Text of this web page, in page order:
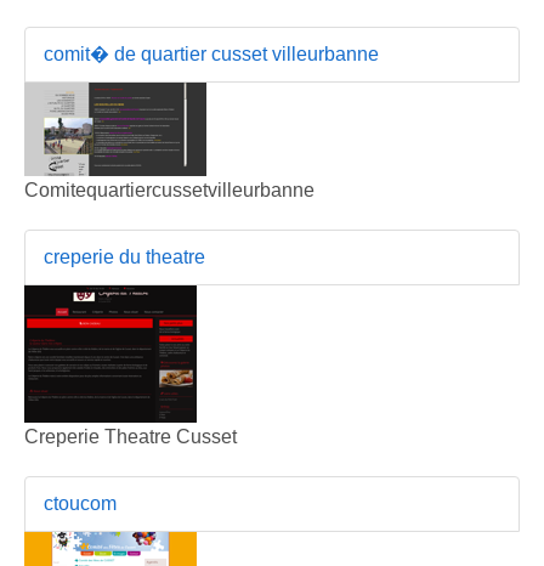
comit� de quartier cusset villeurbanne
Comitequartiercussetvilleurbanne
creperie du theatre
Creperie Theatre Cusset
ctoucom